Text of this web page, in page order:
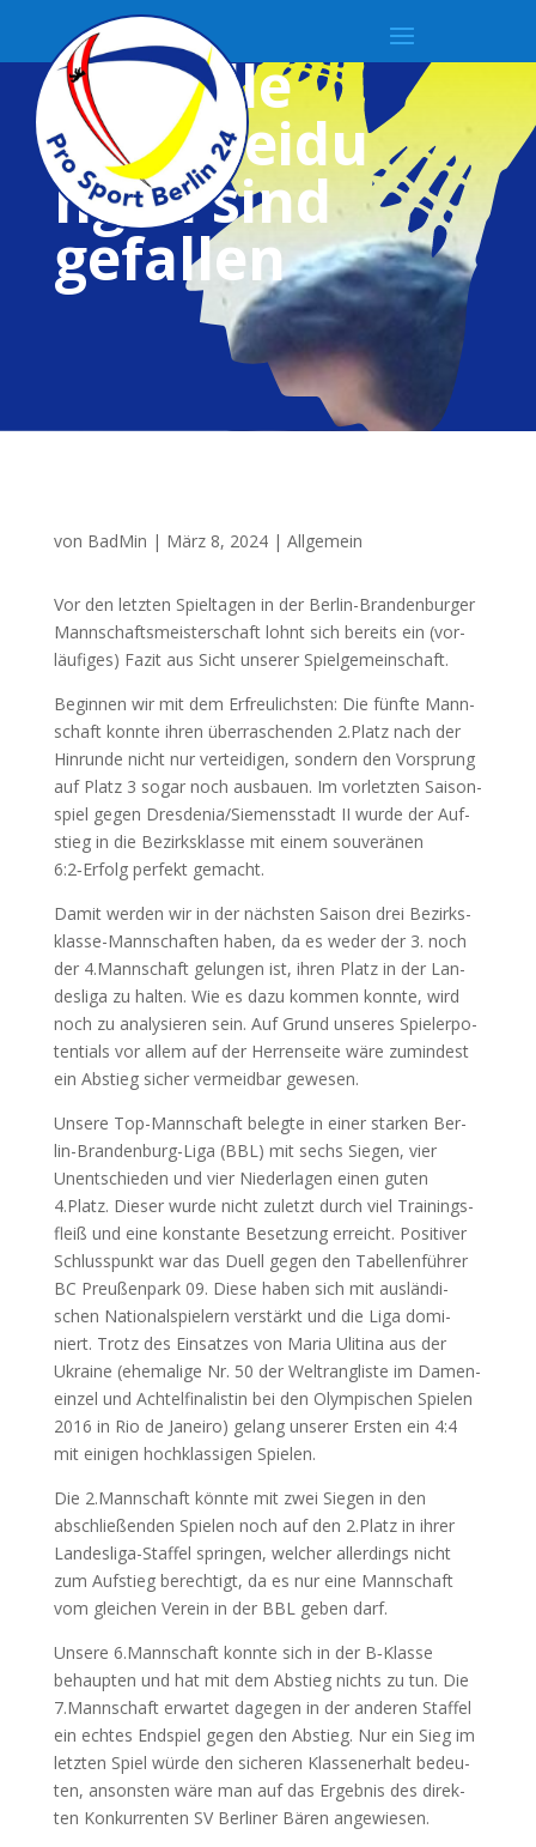
Fast alle
Entscheidu
ngen sind
gefallen
von BadMin | März 8, 2024| Allgemein
Vor den letz­ten Spiel­ta­gen in der Ber­lin-Bran­den­bur­ger
Mann­schafts­meis­ter­schaft lohnt sich bereits ein (vor­
läu­fi­ges) Fazit aus Sicht unse­rer Spielgemeinschaft.
Begin­nen wir mit dem Erfreu­lichs­ten: Die fünf­te Mann­
schaft konn­te ihren über­ra­schen­den 2.Platz nach der
Hin­run­de nicht nur ver­tei­di­gen, son­dern den Vor­sprung
auf Platz 3 sogar noch aus­bau­en. Im vor­letz­ten Sai­son­
spiel gegen Dresdenia/Siemensstadt II wur­de der Auf­
stieg in die Bezirks­klas­se mit einem sou­ve­rä­nen
6:2‑Erfolg per­fekt gemacht.
Damit wer­den wir in der nächs­ten Sai­son drei Bezirks­
klas­se-Mann­schaf­ten haben, da es weder der 3. noch
der 4.Mannschaft gelun­gen ist, ihren Platz in der Lan­
des­li­ga zu hal­ten. Wie es dazu kom­men konn­te, wird
noch zu ana­ly­sie­ren sein. Auf Grund unse­res Spie­ler­po­
ten­ti­als vor allem auf der Her­ren­sei­te wäre zumin­dest
ein Abstieg sicher ver­meid­bar gewesen.
Unse­re Top-Mann­schaft beleg­te in einer star­ken Ber­
lin-Bran­den­burg-Liga (BBL) mit sechs Sie­gen, vier
Unent­schie­den und vier Nie­der­la­gen einen guten
4.Platz. Die­ser wur­de nicht zuletzt durch viel Trai­nings­
fleiß und eine kon­stan­te Beset­zung erreicht. Posi­ti­ver
Schluss­punkt war das Duell gegen den Tabel­len­füh­rer
BC Preu­ßen­park 09. Die­se haben sich mit aus­län­di­
schen Natio­nal­spie­lern ver­stärkt und die Liga domi­
niert. Trotz des Ein­sat­zes von Maria Ulitina aus der
Ukrai­ne (ehe­ma­li­ge Nr. 50 der Welt­rang­lis­te im Damen­
ein­zel und Ach­tel­fi­na­lis­tin bei den Olym­pi­schen Spie­len
2016 in Rio de Janei­ro) gelang unse­rer Ers­ten ein 4:4
mit eini­gen hoch­klas­si­gen Spielen.
Die 2.Mannschaft könn­te mit zwei Sie­gen in den
abschlie­ßen­den Spie­len noch auf den 2.Platz in ihrer
Lan­des­li­ga-Staf­fel sprin­gen, wel­cher aller­dings nicht
zum Auf­stieg berech­tigt, da es nur eine Mann­schaft
vom glei­chen Ver­ein in der BBLgeben darf.
Unse­re 6.Mannschaft konn­te sich in der B‑Klasse
behaup­ten und hat mit dem Abstieg nichts zu tun. Die
7.Mannschaft erwar­tet dage­gen in der ande­ren Staf­fel
ein ech­tes End­spiel gegen den Abstieg. Nur ein Sieg im
letz­ten Spiel wür­de den siche­ren Klas­sen­er­halt bedeu­
ten, ansons­ten wäre man auf das Ergeb­nis des direk­
ten Kon­kur­ren­ten SVBer­li­ner Bären angewiesen.